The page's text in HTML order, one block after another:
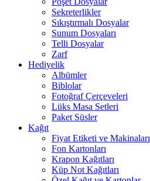
Sekreterlikler
Sıkıştırmalı Dosyalar
Sunum Dosyaları
Telli Dosyalar
Zarf
Hediyelik
Albümler
Biblolar
Fotoğraf Çerçeveleri
Lüks Masa Setleri
Paket Süsler
Kağıt
Fiyat Etiketi ve Makinaları
Fon Kartonları
Krapon Kağıtları
Küp Not Kağıtları